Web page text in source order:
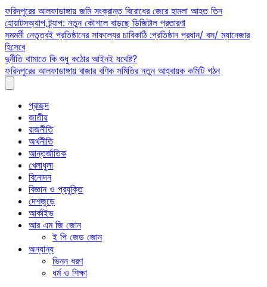
Skip
to
content
ফরিদপুরের আলফাডাঙ্গায় জমি সংক্রান্ত বিরোধের জেরে হামলা আহত তিন
হোয়াটসঅ্যাপ ট্র্যাপ: নতুন কৌশলে বাড়ছে ডিজিটাল প্রতারণা
সমমর্মী নেতৃত্বই প্রতিষ্ঠানের সাফল্যের চাবিকাঠি :প্রতিষ্ঠান প্রধান/ বস/ ম্যানেজার
হিসেবে
দুর্নীতি থামাতে কি শুধু কঠোর আইনই যথেষ্ট?
ফরিদপুরের আলফাডাঙ্গায় বাজার বণিক সমিতির নতুন আহ্বায়ক কমিটি গঠন
প্রচ্ছদ
জাতীয়
রাজনীতি
অর্থনীতি
আন্তর্জাতিক
খেলাধুলা
বিনোদন
বিজ্ঞান ও প্রযুক্তি
দেশজুড়ে
আর্কাইভ
আর এম জি জোন
ই পি জেড জোন
অন্যান্য
ভিন্ন ধরণ
ধর্ম ও শিক্ষা